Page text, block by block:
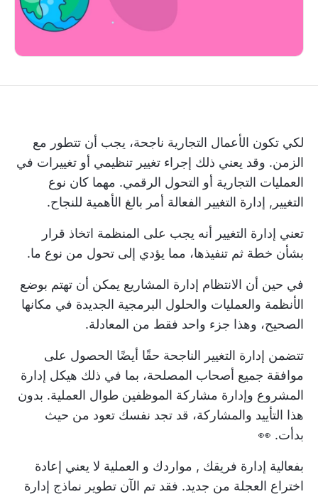
لكي تكون الأعمال التجارية ناجحة، يجب أن تتطور مع
الزمن. وقد يعني ذلك إجراء تغيير تنظيمي أو تغييرات في
العمليات التجارية أو التحول الرقمي. مهما كان نوع
التغيير, إدارة التغيير الفعالة أمر بالغ الأهمية للنجاح.
تعني إدارة التغيير أنه يجب على المنظمة اتخاذ قرار
بشأن خطة ثم تنفيذها، مما يؤدي إلى تحول من نوع ما.
في حين أن الانتظام إدارة المشاريع يمكن أن تهتم بوضع
الأنظمة والعمليات والحلول البرمجية الجديدة في مكانها
الصحيح، وهذا جزء واحد فقط من المعادلة.
تتضمن إدارة التغيير الناجحة حقًا أيضًا الحصول على
موافقة جميع أصحاب المصلحة، بما في ذلك هيكل إدارة
المشروع وإدارة مشاركة الموظفين طوال العملية. بدون
هذا التأييد والمشاركة، قد تجد نفسك تعود من حيث
بدأت. 👀
بفعالية إدارة فريقك , مواردك و العملية لا يعني إعادة
اختراع العجلة من جديد. فقد تم الآن تطوير نماذج إدارة